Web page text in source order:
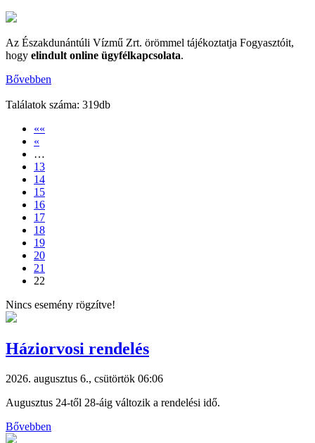
Az Északdunántúli Vízmű Zrt. örömmel tájékoztatja Fogyasztóit,
hogy elindult online ügyfélkapcsolata.
Bővebben
Találatok száma: 319db
««
«
…
13
14
15
16
17
18
19
20
21
22
Nincs esemény rögzítve!
Háziorvosi rendelés
2026. augusztus 6., csütörtök 06:06
Augusztus 24-től 28-áig változik a rendelési idő.
Bővebben